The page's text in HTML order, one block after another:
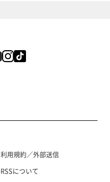
利用規約／外部送信
RSSについて